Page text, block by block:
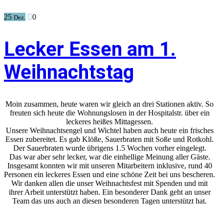
25 Dez. 0
Lecker Essen am 1.
Weihnachtstag
Moin zusammen, heute waren wir gleich an drei Stationen aktiv. So
freuten sich heute die Wohnungslosen in der Hospitalstr. über ein
leckeres heißes Mittagessen.
Unsere Weihnachtsengel und Wichtel haben auch heute ein frisches
Essen zubereitet. Es gab Klöße, Sauerbraten mit Soße und Rotkohl.
Der Sauerbraten wurde übrigens 1.5 Wochen vorher eingelegt.
Das war aber sehr lecker, war die einhellige Meinung aller Gäste.
Insgesamt konnten wir mit unseren Mitarbeitern inklusive, rund 40
Personen ein leckeres Essen und eine schöne Zeit bei uns bescheren.
Wir danken allen die unser Weihnachtsfest mit Spenden und mit
ihrer Arbeit unterstützt haben. Ein besonderer Dank geht an unser
Team das uns auch an diesen besonderen Tagen unterstützt hat.